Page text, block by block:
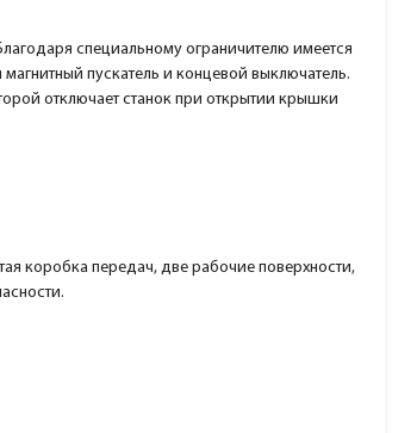
специальному ограничителю имеется
пускатель и концевой выключатель.
отключает станок при открытии крышки
коробка передач, две рабочие поверхности,